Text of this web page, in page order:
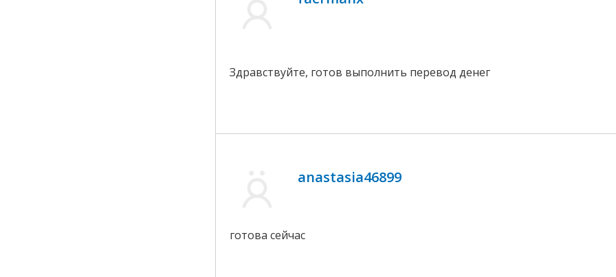
Здравствуйте, готов выполнить перевод денег
anastasia46899
готова сейчас